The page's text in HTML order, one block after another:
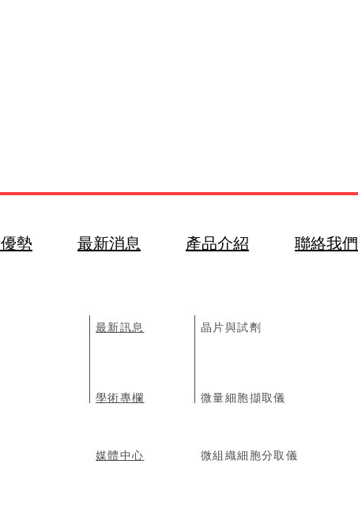
勢 最新消息 產品介紹 聯絡我們
最新訊息
​學術專欄
​晶片與試劑
微量細胞擷取儀
媒體中心 微組織細胞分取儀